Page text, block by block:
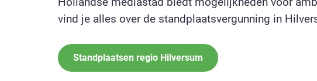
vind je alles over de standplaatsvergunning in
Standplaatsen regio Hilversum